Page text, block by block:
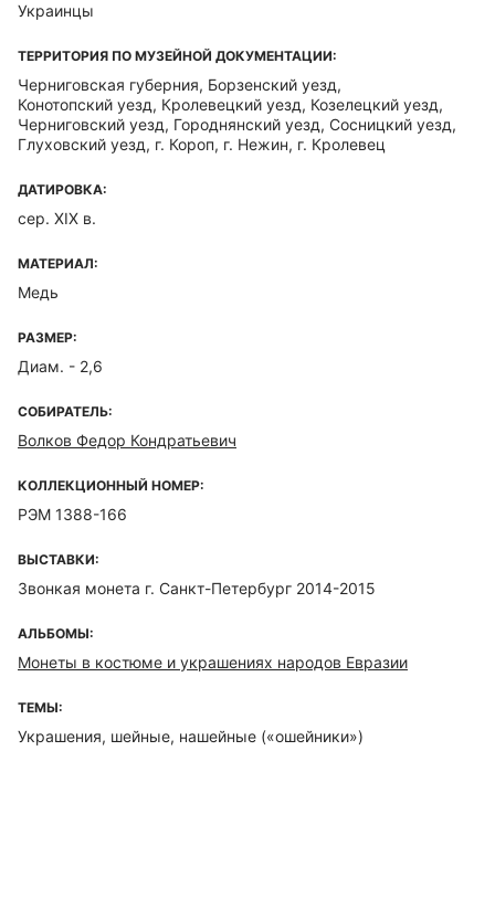
Украинцы
ТЕРРИТОРИЯ ПО МУЗЕЙНОЙ ДОКУМЕНТАЦИИ:
Черниговская губерния, Борзенский уезд,
Конотопский уезд, Кролевецкий уезд, Козелецкий уезд,
Черниговский уезд, Городнянский уезд, Сосницкий уезд,
Глуховский уезд, г. Короп, г. Нежин, г. Кролевец
ДАТИРОВКА:
сер. XIX в.
МАТЕРИАЛ:
Медь
РАЗМЕР:
Диам. - 2,6
СОБИРАТЕЛЬ:
Волков Федор Кондратьевич
КОЛЛЕКЦИОННЫЙ НОМЕР:
РЭМ 1388-166
ВЫСТАВКИ:
Звонкая монета г. Санкт-Петербург 2014-2015
АЛЬБОМЫ:
Монеты в костюме и украшениях народов Евразии
ТЕМЫ:
Украшения, шейные, нашейные («ошейники»)